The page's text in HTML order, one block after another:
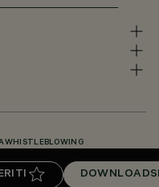
DOWNLOADS
WHISTLEBLOWING